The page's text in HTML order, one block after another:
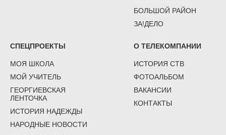
БОЛЬШОЙ РАЙОН
ЗА!ДЕЛО
СПЕЦПРОЕКТЫ
МОЯ ШКОЛА
МОЙ УЧИТЕЛЬ
ГЕОРГИЕВСКАЯ
ЛЕНТОЧКА
ИСТОРИЯ НАДЕЖДЫ
НАРОДНЫЕ НОВОСТИ
О ТЕЛЕКОМПАНИИ
ИСТОРИЯ СТВ
ФОТОАЛЬБОМ
ВАКАНСИИ
КОНТАКТЫ